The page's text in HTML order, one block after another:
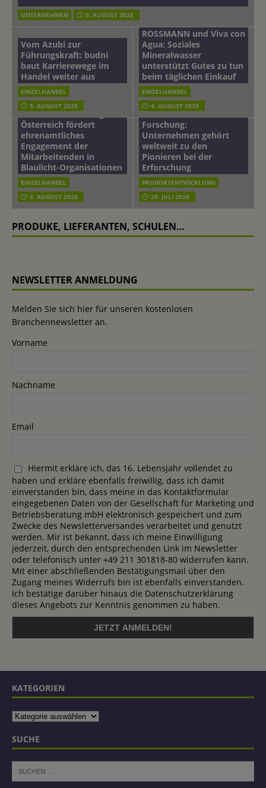
UNTERNEHMEN 6. AUGUST 2026
Vom Azubi zur
Führungskraft: budni
baut Karrierewege im
Handel weiter aus
EINZELHANDEL
5. AUGUST 2026
ROSSMANN und Viva con
Agua: Soziales
Mineralwasser
unterstützt Gutes zu tun
beim täglichen Einkauf
EINZELHANDEL
4. AUGUST 2026
mehr vom leben tag: dm
Österreich fördert
ehrenamtliches
Engagement der
Mitarbeitenden in
Blaulicht-Organisationen
EINZELHANDEL
3. AUGUST 2026
Beiersdorf
Hautmikrobiom-
Forschung:
Unternehmen gehört
weltweit zu den
Pionieren bei der
Erforschung
PRODUKTENTWICKLUNG
29. JULI 2026
PRODUKE, LIEFERANTEN, SCHULEN…
NEWSLETTER ANMELDUNG
Melden Sie sich hier für unseren kostenlosen
Branchennewsletter an.
Vorname
Nachname
Email
Hiermit erkläre ich, das 16. Lebensjahr vollendet zu
haben und erkläre ebenfalls freiwillig, dass ich damit
einverstanden bin, dass meine in das Kontaktformular
eingegebenen Daten von der Gesellschaft für Marketing und
Betriebsberatung mbH elektronisch gespeichert und zum
Zwecke des Newsletterversandes verarbeitet und genutzt
werden. Mir ist bekannt, dass ich meine Einwilligung
jederzeit, durch den entsprechenden Link im Newsletter
oder telefonisch unter +49 211 301818-80 widerrufen kann.
Mit einer abschließenden Bestätigungsmail über den
Zugang meines Widerrufs bin ist ebenfalls einverstanden.
Ich bestätige darüber hinaus die Datenschutzerklärung
dieses Angebots zur Kenntnis genommen zu haben.
KATEGORIEN
SUCHE